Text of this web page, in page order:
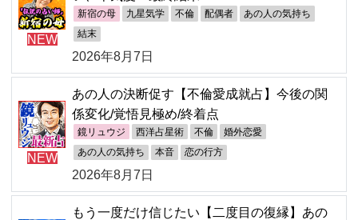
NEW
新宿の母 九星気学 不倫 配偶者 あの人の気持ち
結末
2026年8月7日
NEW
あの人の決断促す【不倫愛成就占】今後の関
係変化/覚悟見極め/終着点
鏡リュウジ 西洋占星術 不倫 婚外恋愛
あの人の気持ち 本音 恋の行方
2026年8月7日
もう一度だけ信じたい【二度目の復縁】あの